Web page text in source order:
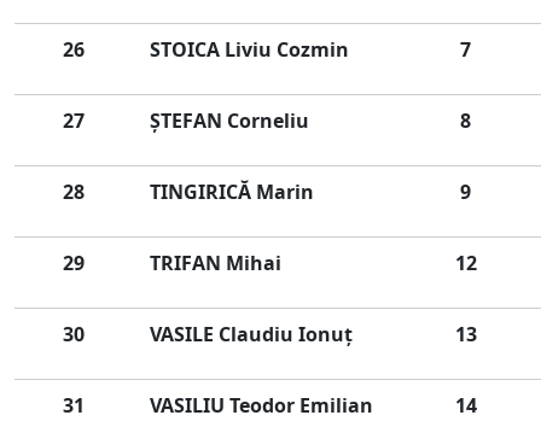
26 STOICA Liviu Cozmin 7
27 ŞTEFAN Corneliu 8
28 TINGIRICĂ Marin 9
29 TRIFAN Mihai 12
30 VASILE Claudiu Ionuţ 13
31 VASILIU Teodor Emilian 14